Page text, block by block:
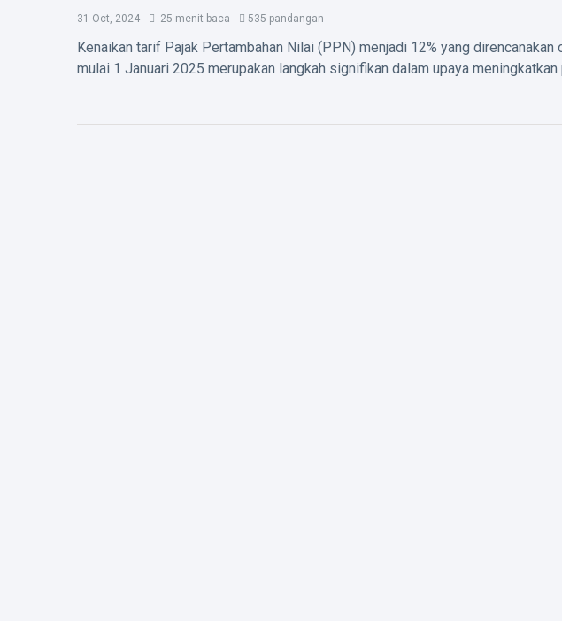
31 Oct, 2024 25 menit baca 535 pandangan
Kenaikan tarif Pajak Pertambahan Nilai (PPN) menjadi 12% yang direncanakan
mulai 1 Januari 2025 merupakan langkah signifikan dalam upaya meningkatkan